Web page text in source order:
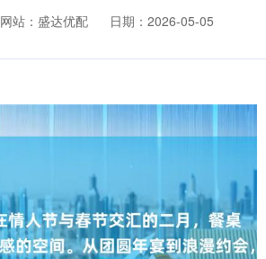
网站：盛达优配
日期：2026-05-05